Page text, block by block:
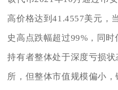
高价格达到41.4557美元，
史高点跌幅超过99%，同
持有者整体处于深度亏损
所，但整体市值规模偏小